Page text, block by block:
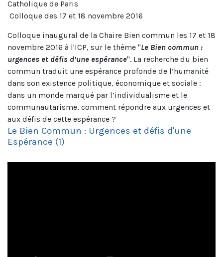
Colloque des 17 et 18 novembre 2016
Colloque inaugural de la Chaire Bien commun les 17 et 18
novembre 2016 à l'ICP, sur le thème "Le Bien commun :
urgences et défis d’une espérance". La recherche du bien
commun traduit une espérance profonde de l’humanité
dans son existence politique, économique et sociale :
dans un monde marqué par l’individualisme et le
communautarisme, comment répondre aux urgences et
aux défis de cette espérance ?
Le Bien Commun : Urgences et défis d'une
Espérance (1)